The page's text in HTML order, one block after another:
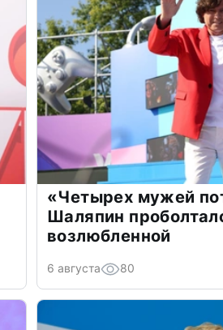
«Четырех мужей
Шаляпин
возлюбленной
6 августа 80